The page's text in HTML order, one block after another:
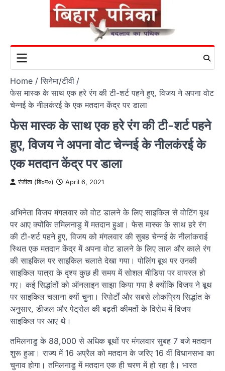
Home
सिनेमा/टीवी
फेस मास्क के साथ एक हरे रंग की टी-शर्ट पहने हुए, विजय ने अपना वोट
चेन्नई के नीलकंरई के एक मतदान केंद्र पर डाला
फेस मास्क के साथ एक हरे रंग की टी-शर्ट पहने
हुए, विजय ने अपना वोट चेन्नई के नीलकंरई के
एक मतदान केंद्र पर डाला
रंजीता (बि०प०) April 6, 2021
अभिनेता विजय मंगलवार को वोट डालने के लिए साइकिल से वोटिंग बूथ
पर आए क्योंकि तमिलनाडु में मतदान हुआ। फेस मास्क के साथ हरे रंग
की टी-शर्ट पहने हुए, विजय को मंगलवार की सुबह चेन्नई के नीलांकराई
स्थित एक मतदान केंद्र में अपना वोट डालने के लिए लाल और काले रंग
की साइकिल पर साइकिल चलाते देखा गया। पोलिंग बूथ पर उनकी
साइकिल यात्रा के दृश्य कुछ ही समय में सोशल मीडिया पर वायरल हो
गए। कई सिद्धांतों को ऑनलाइन साझा किया गया है क्योंकि विजय ने बूथ
पर साइकिल चलाना क्यों चुना। रिपोर्टों और सबसे लोकप्रिय सिद्धांत के
अनुसार, डीजल और पेट्रोल की बढ़ती कीमतों के विरोध में विजय
साइकिल पर आए थे।
तमिलनाडु के 88,000 से अधिक बूथों पर मंगलवार सुबह 7 बजे मतदान
शुरू हुआ। राज्य में 16 अप्रैल को मतदान के जरिए 16 वीं विधानसभा का
चुनाव होगा। तमिलनाडु में मतदान एक ही चरण में हो रहा है। भारत